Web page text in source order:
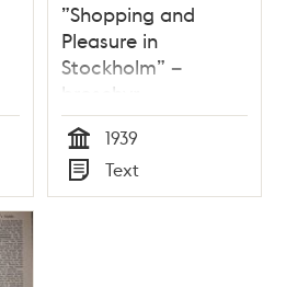
”Shopping and
Pleasure in
Stockholm” –
broschyr
Stockholms
Turisttrafikförbund
1939
Tid
1939
Typ
Text